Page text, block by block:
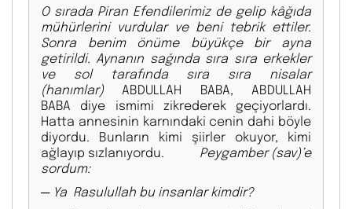
O sırada Piran Efendilerimiz de gelip kâğıda
mühürlerini vurdular ve beni tebrik ettiler.
Sonra benim önüme büyükçe bir ayna
getirildi. Aynanın sağında sıra sıra erkekler
ve sol tarafında sıra sıra nisalar
(hanımlar) ABDULLAH BABA, ABDULLAH
BABA
diye ismimi zikrederek geçiyorlardı.
Hatta annesinin karnındaki cenin dahi böyle
diyordu. Bunların kimi şiirler okuyor, kimi
ağlayıp sızlanıyordu.
Peygamber (sav)’e
sordum:
─ Ya Rasulullah bu insanlar kimdir?